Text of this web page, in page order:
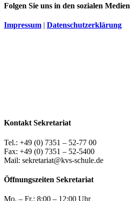
Folgen Sie uns in den sozialen Medien
Impressum | Datenschutzerklärung
Kontakt Sekretariat
Tel.: +49 (0) 7351 – 52-77 00
Fax: +49 (0) 7351 – 52-5400
Mail: sekretariat@kvs-schule.de
Öffnungszeiten Sekretariat
Mo. – Fr.: 8:00 – 12:00 Uhr